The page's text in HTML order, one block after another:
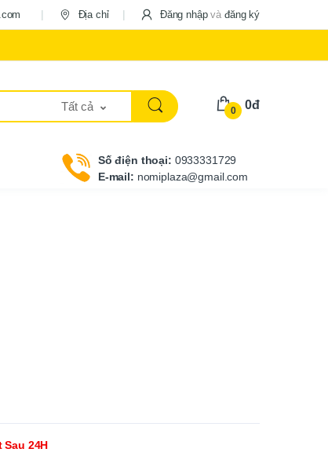
Địa chỉ Đăng nhập và đăng ký
Tất cả 0 0đ
Số điện thoại: 0933331729
E-mail: nomiplaza@gmail.com
24H